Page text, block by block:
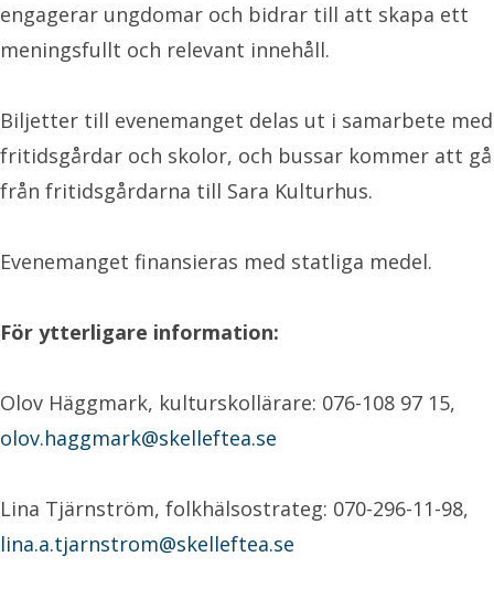
engagerar ungdomar och bidrar till att skapa ett
meningsfullt och relevant innehåll.
Biljetter till evenemanget delas ut i samarbete med
fritidsgårdar och skolor, och bussar kommer att gå
från fritidsgårdarna till Sara Kulturhus.
Evenemanget finansieras med statliga medel.
För ytterligare information:
Olov Häggmark, kulturskollärare: 076-108 97 15,
olov.haggmark@skelleftea.se
Lina Tjärnström, folkhälsostrateg: 070-296-11-98,
lina.a.tjarnstrom@skelleftea.se